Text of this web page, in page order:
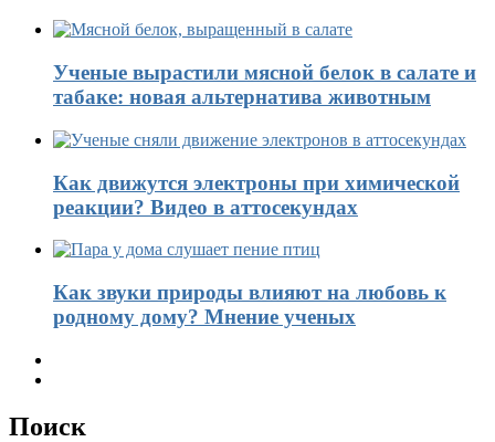
Ученые вырастили мясной белок в салате и
табаке: новая альтернатива животным
Как движутся электроны при химической
реакции? Видео в аттосекундах
Как звуки природы влияют на любовь к
родному дому? Мнение ученых
Поиск